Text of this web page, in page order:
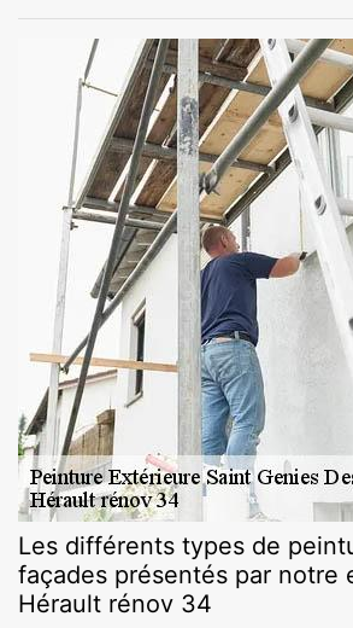
Les différents types de
façades présentés par notre
Hérault rénov 34